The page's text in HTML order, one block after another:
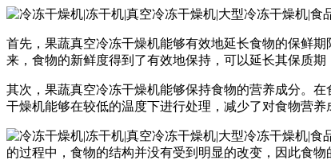
首先，果蔬真空冷冻干燥机能够有效地延长食物的保鲜
来，食物的新鲜度得到了有效地保持，可以延长其保质期
其次，果蔬真空冷冻干燥机能够保持食物的营养成分。
干燥机能够在较低的温度下进行处理，减少了对食物营
的过程中，食物的结构并没有受到明显的改变，因此食